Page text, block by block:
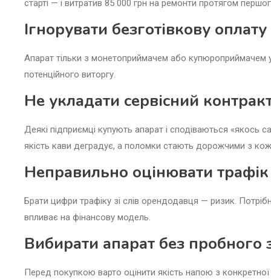
старті — і витратив 85 000 грн на ремонти протягом
Ігнорувати безготівкову оплату
Апарат тільки з монетоприймачем або купюроприймачем
потенційного виторгу.
Не укладати сервісний
Деякі підприємці купують апарат і сподіваються
якість кави деградує, а поломки стають дорожчими з
Неправильно оцінювати трафік
Брати цифри трафіку зі слів орендодавця — ризик.
впливає на фінансову модель.
Вибирати апарат без пробного
Перед покупкою варто оцінити якість напою з